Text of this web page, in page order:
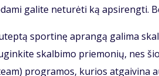
galite neturėti ką apsirengti.
sportinę aprangą galima
skalbimo priemonių, nes
programos, kurios atgaivina